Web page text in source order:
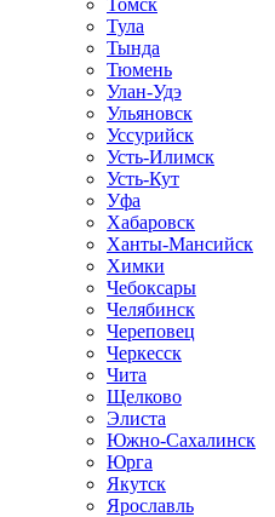
Тула
Тында
Тюмень
Улан-Удэ
Ульяновск
Уссурийск
Усть-Илимск
Усть-Кут
Уфа
Хабаровск
Ханты-Мансийск
Химки
Чебоксары
Челябинск
Череповец
Черкесск
Чита
Щелково
Элиста
Южно-Сахалинск
Юрга
Якутск
Ярославль